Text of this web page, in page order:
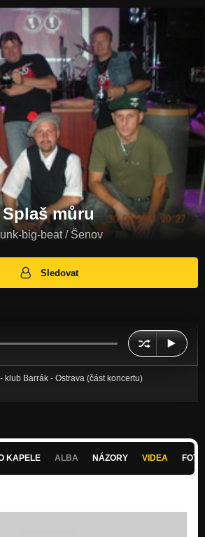
Splaš můru
big-beat / Šenov
Sledovat
klub Barrák - Ostrava (část koncertu)
KAPELE ALBA NÁZORY VIDEA